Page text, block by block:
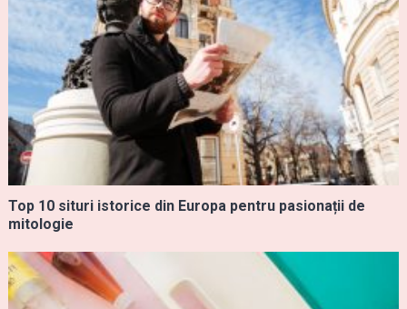
Top 10 situri istorice din Europa pentru pasionații de
mitologie